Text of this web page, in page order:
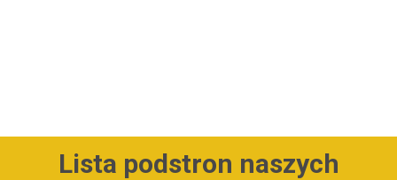
Lista podstron naszych